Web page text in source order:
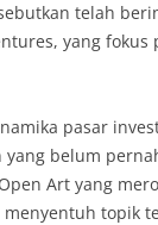
telah
yang fokus
pasar
belum
Art yang
topik